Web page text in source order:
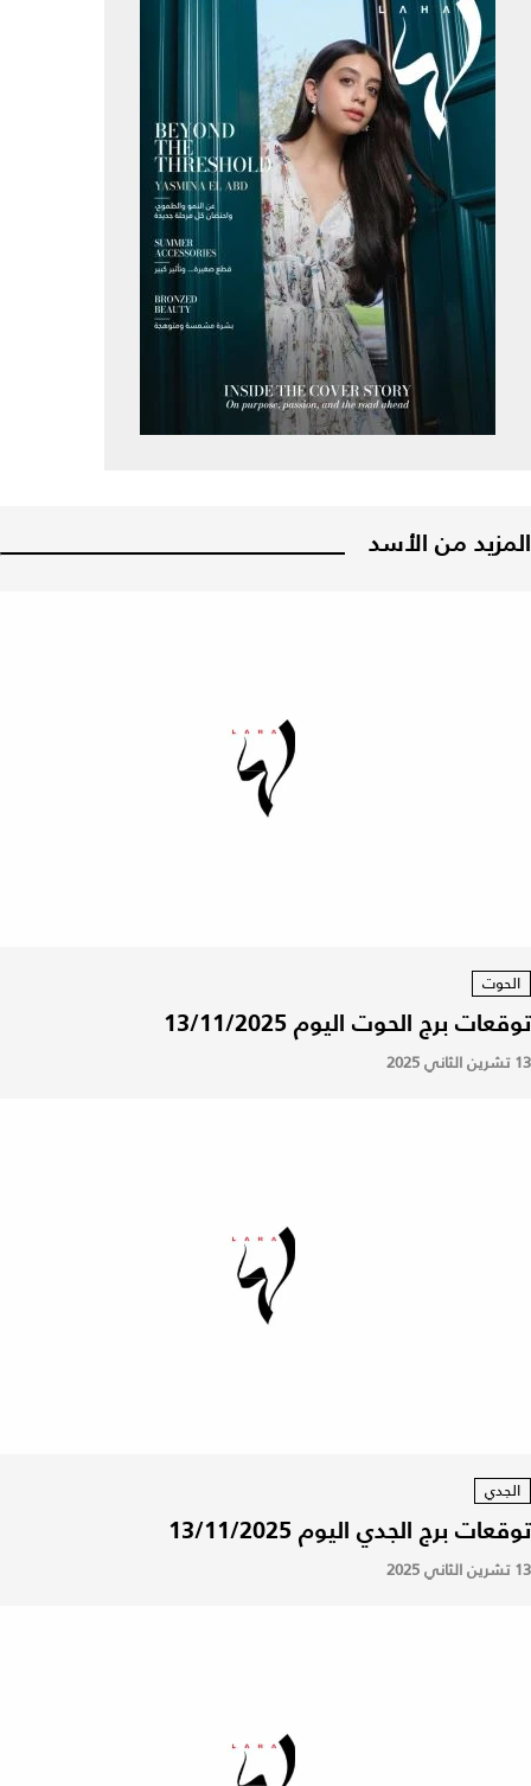
المزيد من الأسد
الحوت
توقعات برج الحوت اليوم 13/11/2025
13 تشرين الثاني 2025
الجدي
توقعات برج الجدي اليوم 13/11/2025
13 تشرين الثاني 2025